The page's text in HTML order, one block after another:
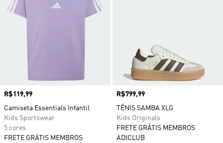
Preço
R$119,99
Camiseta Essentials Infantil
Kids Sportswear
5 cores
FRETE GRÁTIS MEMBROS
Preço
R$799,99
TÊNIS SAMBA XLG
Kids Originals
FRETE GRÁTIS MEMBROS
ADICLUB